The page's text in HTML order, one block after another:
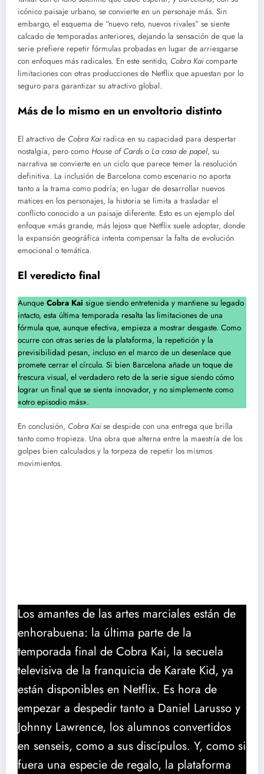
icónico paisaje urbano, se convierte en un personaje más. Sin
embargo, el esquema de “nuevo reto, nuevos rivales” se siente
calcado de temporadas anteriores, dejando la sensación de que la
serie prefiere repetir fórmulas probadas en lugar de arriesgarse
con enfoques más radicales. En este sentido, Cobra Kaicomparte
limitaciones con otras producciones de Netflix que apuestan por lo
seguro para garantizar su atractivo global.
Más de lo mismo en un envoltorio distinto
El atractivo de Cobra Kairadica en su capacidad para despertar
nostalgia, pero como House of Cards o La casa de papel, su
narrativa se convierte en un ciclo que parece temer la resolución
definitiva. La inclusión de Barcelona como escenario no aporta
tanto a la trama como podría; en lugar de desarrollar nuevos
matices en los personajes, la historia se limita a trasladar el
conflicto conocido a un paisaje diferente. Esto es un ejemplo del
enfoque «más grande, más lejos» que Netflix suele adoptar, donde
la expansión geográfica intenta compensar la falta de evolución
emocional o temática.
El veredicto final
Aunque Cobra Kai sigue siendo entretenida y mantiene su legado
intacto, esta última temporada resalta las limitaciones de una
fórmula que, aunque efectiva, empieza a mostrar desgaste. Como
ocurre con otras series de la plataforma, la repetición y la
previsibilidad pesan, incluso en el marco de un desenlace que
promete cerrar el círculo. Si bien Barcelona añade un toque de
frescura visual, el verdadero reto de la serie sigue siendo cómo
lograr un final que se sienta innovador, y no simplemente como
«otro episodio más».
En conclusión, Cobra Kaise despide con una entrega que brilla
tanto como tropieza. Una obra que alterna entre la maestría de los
golpes bien calculados y la torpeza de repetir los mismos
movimientos.
Los amantes de las artes marciales están de
enhorabuena: la última parte de la
temporada final de Cobra Kai, la secuela
televisiva de la franquicia de Karate Kid, ya
están disponibles en Netflix. Es hora de
empezar a despedir tanto a Daniel Larusso y
Johnny Lawrence, los alumnos convertidos
en senseis, como a sus discípulos. Y, como si
fuera una especie de regalo, la plataforma